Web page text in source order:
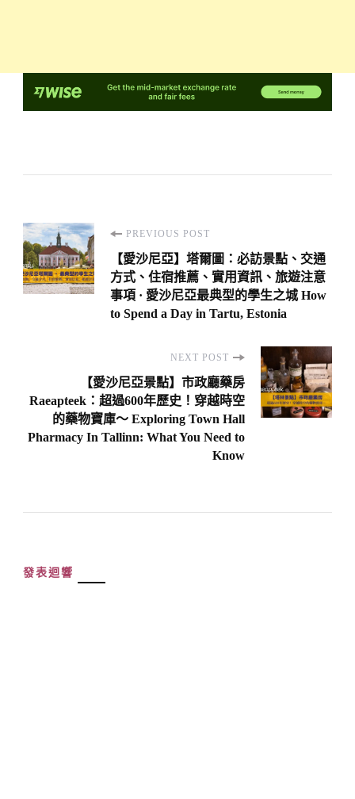
Post
Navigation
PREVIOUS POST
【愛沙尼亞】塔爾圖：必訪景點、交通
方式、住宿推薦、實用資訊、旅遊注意
事項 · 愛沙尼亞最典型的學生之城 How
to Spend a Day in Tartu, Estonia
NEXT POST
【愛沙尼亞景點】市政廳藥房
Raeapteek：超過600年歷史！穿越時空
的藥物寶庫～ Exploring Town Hall
Pharmacy In Tallinn: What You Need to
Know
發表迴響